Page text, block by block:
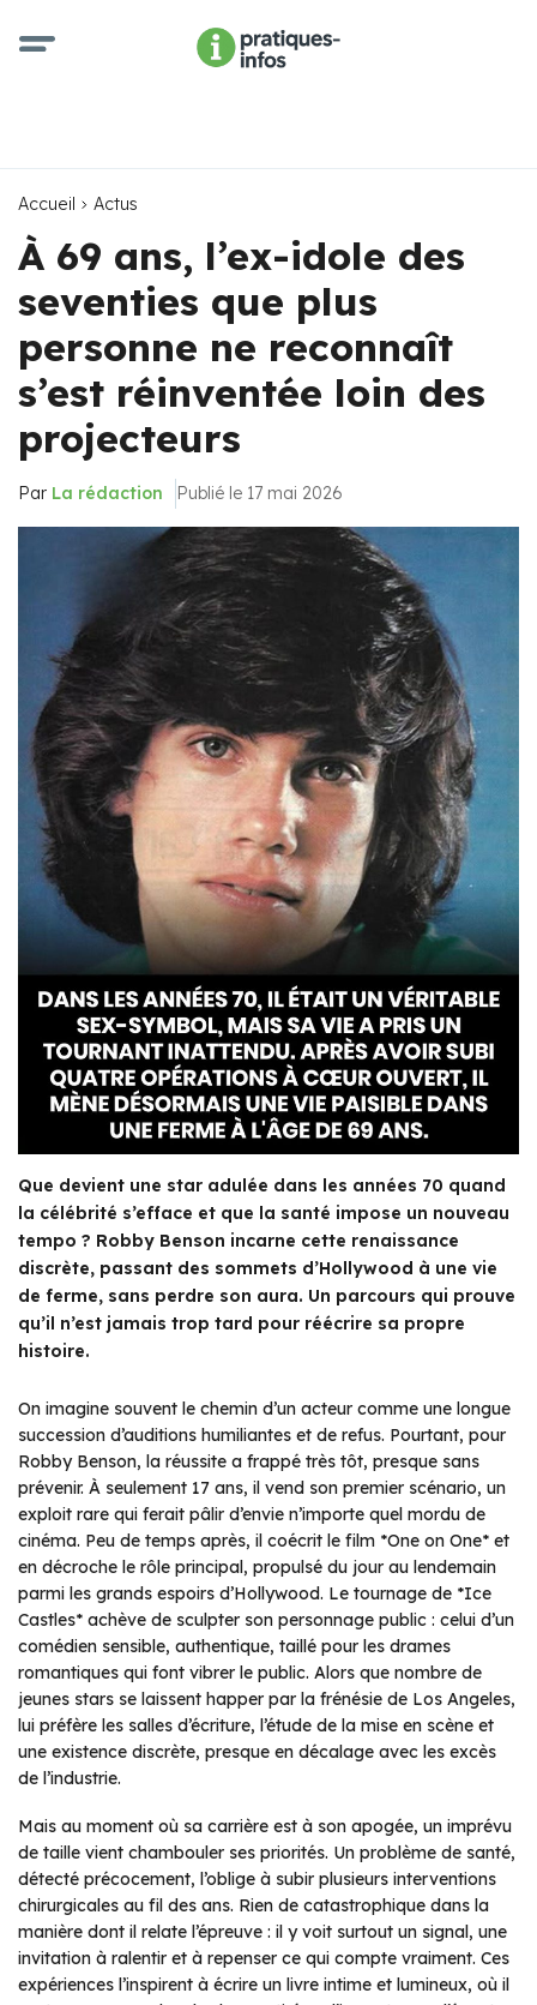
Accueil Actus
À 69 ans, l’ex-idole des
seventies que plus
personne ne reconnaît
s’est réinventée loin des
projecteurs
Par La rédaction Publié le 17 mai 2026
Que devient une star adulée dans les années 70 quand
la célébrité s’efface et que la santé impose un nouveau
tempo ? Robby Benson incarne cette renaissance
discrète, passant des sommets d’Hollywood à une vie
de ferme, sans perdre son aura. Un parcours qui prouve
qu’il n’est jamais trop tard pour réécrire sa propre
histoire.
On imagine souvent le chemin d’un acteur comme une longue
succession d’auditions humiliantes et de refus. Pourtant, pour
Robby Benson, la réussite a frappé très tôt, presque sans
prévenir. À seulement 17 ans, il vend son premier scénario, un
exploit rare qui ferait pâlir d’envie n’importe quel mordu de
cinéma. Peu de temps après, il coécrit le film *One on One* et
en décroche le rôle principal, propulsé du jour au lendemain
parmi les grands espoirs d’Hollywood. Le tournage de *Ice
Castles* achève de sculpter son personnage public : celui d’un
comédien sensible, authentique, taillé pour les drames
romantiques qui font vibrer le public. Alors que nombre de
jeunes stars se laissent happer par la frénésie de Los Angeles,
lui préfère les salles d’écriture, l’étude de la mise en scène et
une existence discrète, presque en décalage avec les excès
de l’industrie.
Mais au moment où sa carrière est à son apogée, un imprévu
de taille vient chambouler ses priorités. Un problème de santé,
détecté précocement, l’oblige à subir plusieurs interventions
chirurgicales au fil des ans. Rien de catastrophique dans la
manière dont il relate l’épreuve : il y voit surtout un signal, une
invitation à ralentir et à repenser ce qui compte vraiment. Ces
expériences l’inspirent à écrire un livre intime et lumineux, où il